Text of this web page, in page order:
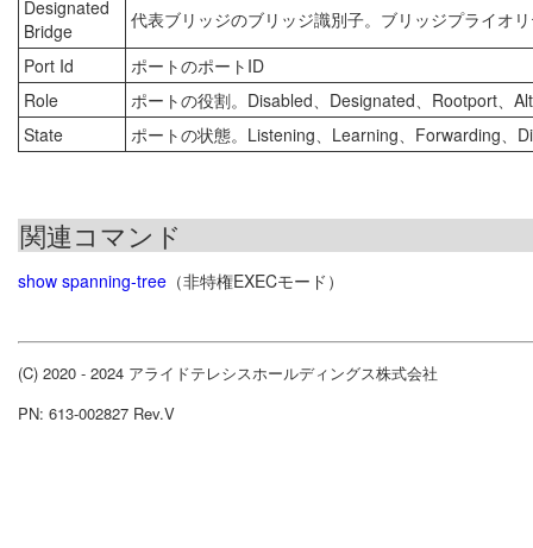
Designated
Bridge
代表ブリッジのブリッジ識別子。ブリッジプライオ
Port Id
ポートのポートID
Role
ポートの役割。Disabled、Designated、Rootport、
State
ポートの状態。Listening、Learning、Forwarding、
関連コマンド
show spanning-tree （非特権EXECモード）
(C) 2020 - 2024 アライドテレシスホールディングス株式会社
PN: 613-002827 Rev.V